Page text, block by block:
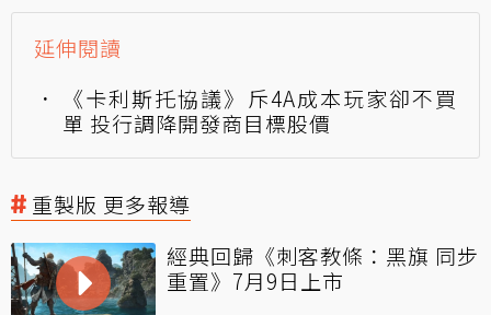
延伸閱讀
《卡利斯托協議》斥4A成本玩家卻不買
單 投行調降開發商目標股價
重製版 更多報導
經典回歸《刺客教條：黑旗 同步
重置》7月9日上市